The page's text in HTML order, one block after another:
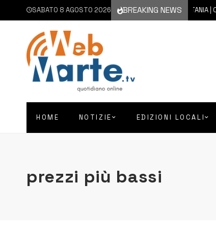
SABATO 8 AGOSTO 2026 BREAKING NEWS
8 AGOSTO 2026 CATANIA |
HOME NOTIZIE EDIZIONI LOCALI
prezzi più bassi